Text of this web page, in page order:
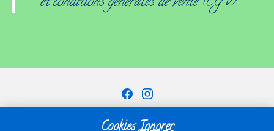
FacebookInstagram
Copyright © 2026Chantourbois— powered by